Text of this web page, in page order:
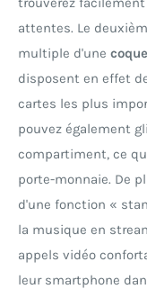
attentes. Le
multiple d'une
disposent en effet
cartes les plus
pouvez également
compartiment, ce
porte-monnaie. De
d'une fonction «
la musique en
appels vidéo
leur smartphone